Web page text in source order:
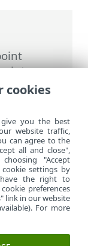
per
cookies
you the best
website traffic,
can agree to the
all and close",
"Accept
settings by
have the right to
preferences
link in our website
For more